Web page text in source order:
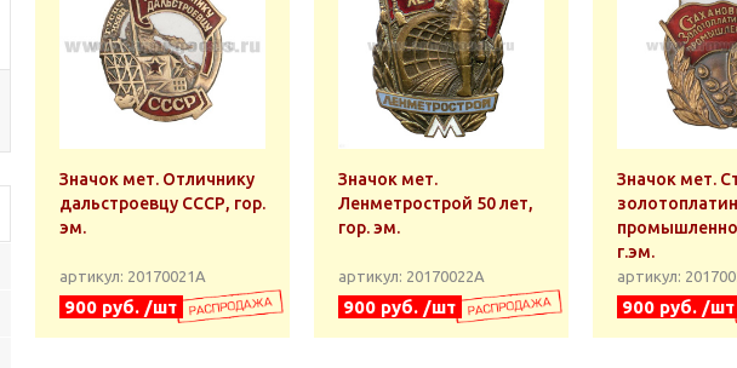
Значок мет. Отличнику
дальстроевцу СССР, гор.
эм.
артикул: 20170021А
900 руб. /шт
Значок мет.
Ленметрострой 50 лет,
гор. эм.
артикул: 20170022А
900 руб. /шт
Значок мет.
г.эм.
артикул:
900 руб. /шт